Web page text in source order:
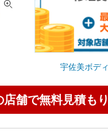
お車の事ならおまかせ
宇佐美ボデ
店舗で無料見積も